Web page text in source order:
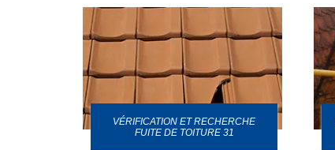
VÉRIFICATION ET RECHERCHE
FUITE DE TOITURE 31